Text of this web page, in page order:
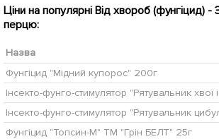
Ціни на популярні Від хвороб (фунгіцид) -
перцю:
Назва
Фунгіцид "Мідний купорос" 200г
Фунгіцид "Топсин-М" ТМ "Грін БЕЛТ" 25г